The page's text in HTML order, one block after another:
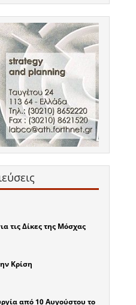
τις Δίκες της Μόσχας
Κρίση
από 10 Αυγούστου το